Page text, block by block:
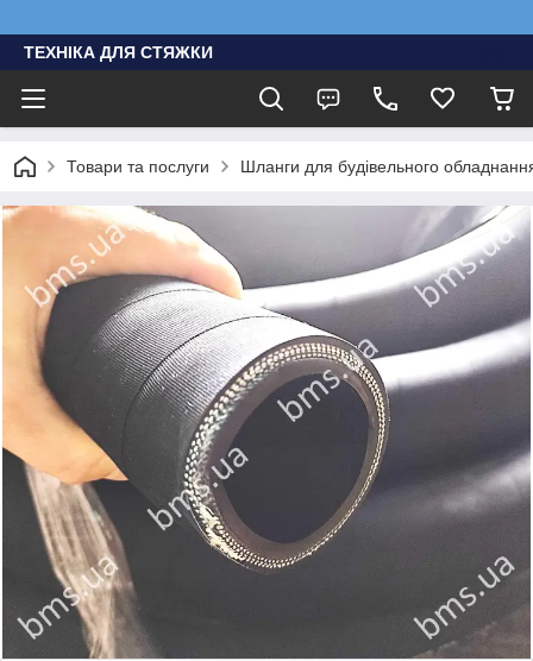
ТЕХНІКА ДЛЯ СТЯЖКИ
Товари та послуги Шланги для будівельного